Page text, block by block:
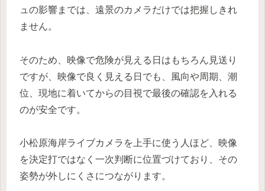
ュの影響までは、遠景のカメラだけでは把握しきれ
ません。
そのため、映像で危険が見える日はもちろん見送り
ですが、映像で良く見える日でも、風向や周期、潮
位、現地に着いてからの目視で最後の確認を入れる
のが安全です。
小松原海岸ライブカメラを上手に使う人ほど、映像
を決定打ではなく一次判断に位置づけており、その
姿勢が外しにくさにつながります。